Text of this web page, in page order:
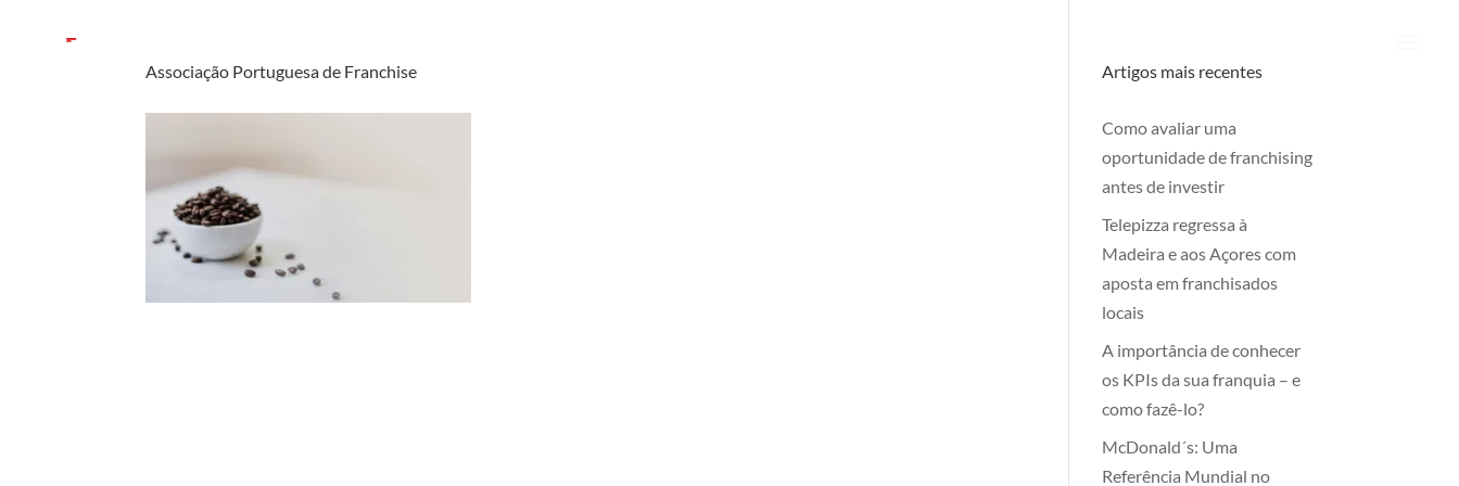
Associação Portuguesa de Franchise Artigos mais recentes
Como avaliar uma
oportunidade de franchising
antes de investir
Telepizza regressa à
Madeira e aos Açores com
aposta em franchisados
locais
A importância de conhecer
os KPIs da sua franquia – e
como fazê-lo?
McDonald´s: Uma
Referência Mundial no